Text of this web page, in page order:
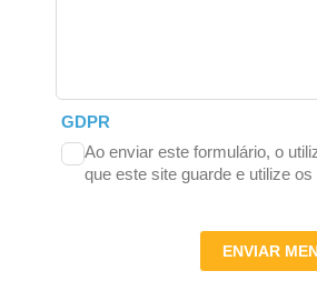
GDPR
Ao enviar este formulário, o
que este site guarde e utilize
ENVIAR